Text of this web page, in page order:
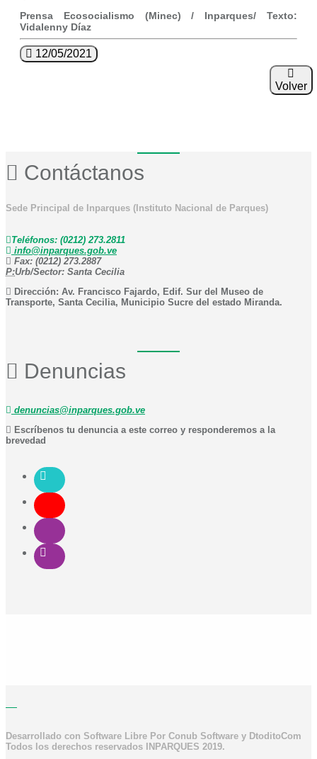
Prensa Ecosocialismo (Minec) / Inparques/ Texto:
Vidalenny Díaz
12/05/2021
Volver
Contáctanos
Sede Principal de Inparques (Instituto Nacional de Parques)
Teléfonos: (0212) 273.2811
info@inparques.gob.ve
Fax: (0212) 273.2887
P:Urb/Sector: Santa Cecilia
Dirección: Av. Francisco Fajardo, Edif. Sur del Museo de
Transporte, Santa Cecilia, Municipio Sucre del estado Miranda.
Denuncias
denuncias@inparques.gob.ve
Escríbenos tu denuncia a este correo y responderemos a la
brevedad
Desarrollado con Software Libre Por Conub Software y DtoditoCom
Todos los derechos reservados INPARQUES 2019.